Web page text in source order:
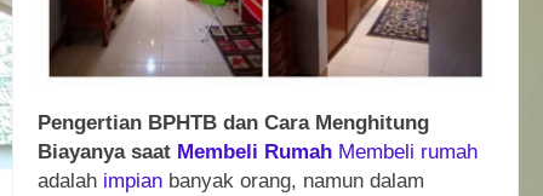
Pengertian BPHTB dan Cara Menghitung
Biayanya saat Membeli Rumah Membeli rumah
adalah impian banyak orang, namun dalam